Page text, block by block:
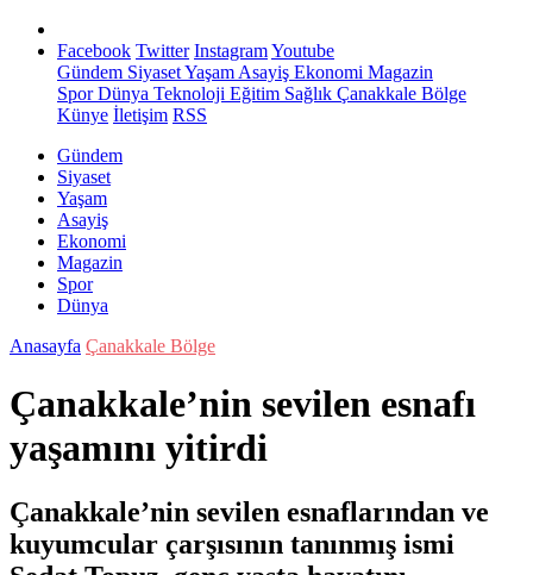
Facebook Twitter InstagramYoutube
Gündem SiyasetYaşam Asayiş Ekonomi Magazin
SporDünya Teknoloji Eğitim Sağlık Çanakkale Bölge
Künye İletişim RSS
Gündem
Siyaset
Yaşam
Asayiş
Ekonomi
Magazin
Spor
Dünya
Anasayfa Çanakkale Bölge
Çanakkale’nin sevilen esnafı
yaşamını yitirdi
Çanakkale’nin sevilen esnaflarından ve
kuyumcular çarşısının tanınmış ismi